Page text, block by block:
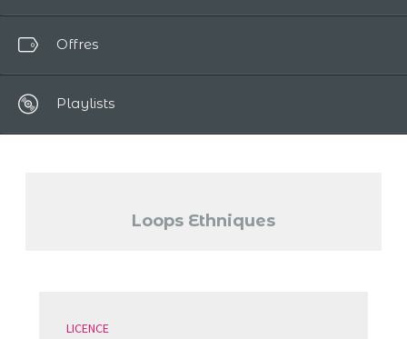
Monde
Chants
Ethnique
Rêveur / Magique
Relaxant
Offres
Playlists
Loops Ethniques
LICENCE